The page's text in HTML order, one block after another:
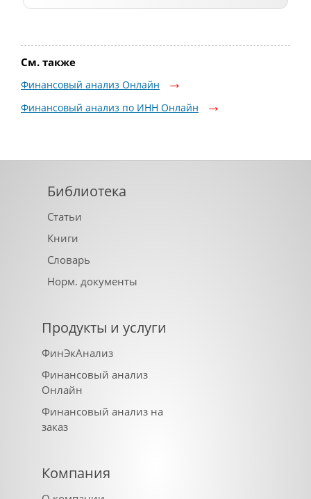
См. также
Финансовый анализ Онлайн
Финансовый анализ по ИНН Онлайн
Библиотека
Статьи
Книги
Словарь
Норм. документы
Продукты и услуги
ФинЭкАнализ
Финансовый анализ
Онлайн
Финансовый анализ на
заказ
Компания